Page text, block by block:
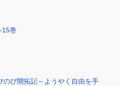
15巻
のび開拓記～ようやく自由を手